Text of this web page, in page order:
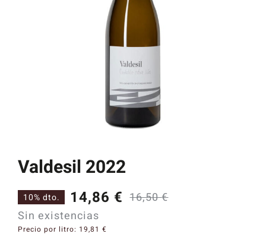
Catas y Actividades
Valdesil 2022
16,50€
14,86 €
10% dto.
Sin existencias
Precio por litro: 19,81 €